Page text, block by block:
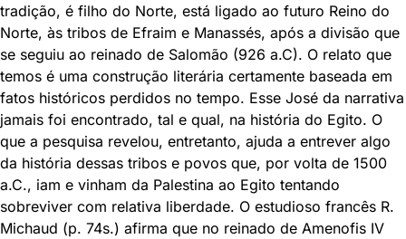
tradição, é filho do Norte, está ligado ao futuro Reino do
Norte, às tribos de Efraim e Manassés, após a divisão que
se seguiu ao reinado de Salomão (926 a.C). O relato que
temos é uma construção literária certamente baseada em
fatos históricos perdidos no tempo. Esse José da narrativa
jamais foi encontrado, tal e qual, na história do Egito. O
que a pesquisa revelou, entretanto, ajuda a entrever algo
da história dessas tribos e povos que, por volta de 1500
a.C., iam e vinham da Palestina ao Egito tentando
sobreviver com relativa liberdade. O estudioso francês R.
Michaud (p. 74s.) afirma que no reinado de Amenofis IV